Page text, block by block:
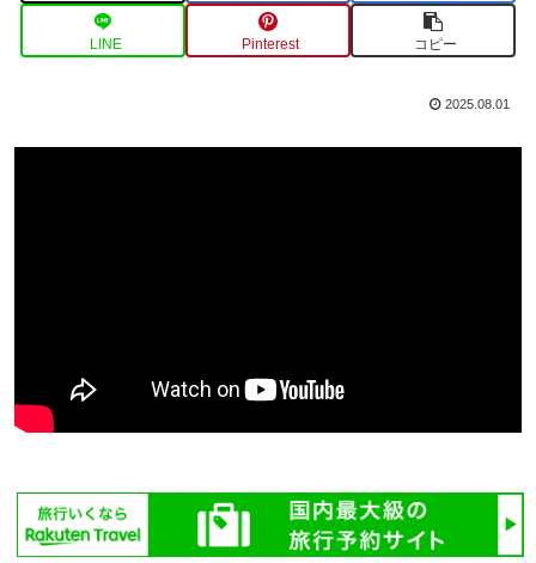
LINE Pinterest コピー
2025.08.01